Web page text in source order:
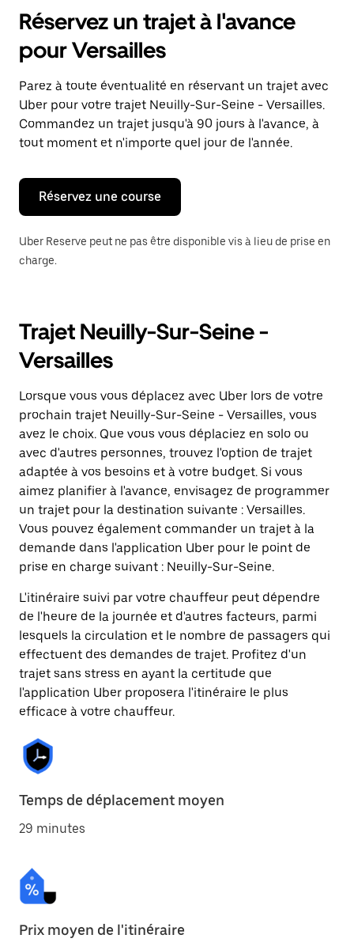
ouvrir
calendrier
et
sélectionner
une
date.
Appuyez
sur
la
Échap
pour
fermer
calendrier.
Réservez un trajet à l'avance
pour Versailles
Parez à toute éventualité en réservant un trajet avec
Uber pour votre trajet Neuilly-Sur-Seine - Versailles.
Commandez un trajet jusqu'à 90 jours à l'avance, à
tout moment et n'importe quel jour de l'année.
Réservez une course
Uber Reserve peut ne pas être disponible vis à lieu de prise en
charge.
Trajet Neuilly-Sur-Seine -
Versailles
Lorsque vous vous déplacez avec Uber lors de votre
prochain trajet Neuilly-Sur-Seine - Versailles, vous
avez le choix. Que vous vous déplaciez en solo ou
avec d'autres personnes, trouvez l'option de trajet
adaptée à vos besoins et à votre budget. Si vous
aimez planifier à l'avance, envisagez de programmer
un trajet pour la destination suivante : Versailles.
Vous pouvez également commander un trajet à la
demande dans l'application Uber pour le point de
prise en charge suivant : Neuilly-Sur-Seine.
L'itinéraire suivi par votre chauffeur peut dépendre
de l'heure de la journée et d'autres facteurs, parmi
lesquels la circulation et le nombre de passagers qui
effectuent des demandes de trajet. Profitez d'un
trajet sans stress en ayant la certitude que
l'application Uber proposera l'itinéraire le plus
efficace à votre chauffeur.
Temps de déplacement moyen
29 minutes
Prix moyen de l'itinéraire